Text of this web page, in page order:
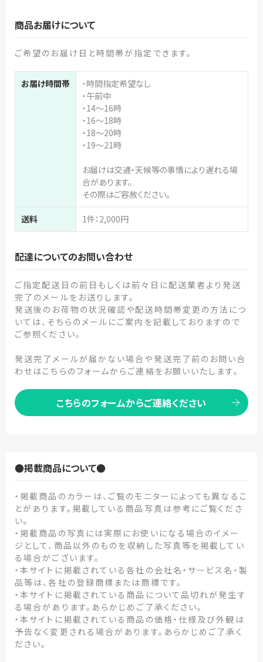
商品お届けについて
ご希望のお届け日と時間帯が指定できます。
お届け時間帯
・時間指定希望なし
・午前中
・14～16時
・16～18時
・18～20時
・19～21時
お届けは交通・天候等の事情により遅れる場
合があります。
その際はご容赦ください。
送料 1件：2,000円
配達についてのお問い合わせ
ご指定配送日の前日もしくは前々日に配送業者より発送
完了のメールをお送りします。
発送後のお荷物の状況確認や配送時間帯変更の方法につ
いては、そちらのメールにご案内を記載しておりますので
ご参照ください。
発送完了メールが届かない場合や発送完了前のお問い合
わせはこちらのフォームからご連絡をお願いいたします。
こちらのフォームからご連絡ください
●掲載商品について●
・掲載商品のカラーは、ご覧のモニターによっても異なるこ
とがあります。掲載している商品写真は参考にご覧くださ
い。
・掲載商品の写真には実際にお使いになる場合のイメー
ジとして、商品以外のものを収納した写真等を掲載してい
る場合がございます。
・本サイトに掲載されている各社の会社名・サービス名・製
品等は、各社の登録商標または商標です。
・本サイトに掲載されている商品について品切れが発生す
る場合があります。あらかじめご了承ください。
・本サイトに掲載されている商品の価格・仕様及び外観は
予告なく変更される場合があります。あらかじめご了承く
ださい。